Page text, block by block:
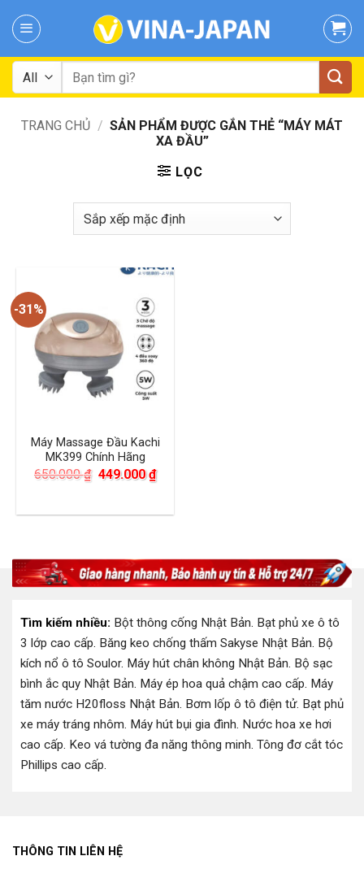
Tìm
kiếm:
TRANG CHỦ / SẢN PHẨM ĐƯỢC GẮN THẺ “MÁY MÁT
XA ĐẦU”
LỌC
-31%
Máy Massage Đầu Kachi
MK399 Chính Hãng
650.000₫ Giá
650.000 ₫.
449.000₫Giá
hiện
là:
Tìm kiếm nhiều: Bột thông cống Nhật Bản. Bạt phủ xe ô tô
3 lớp cao cấp. Băng keo chống thấm Sakyse Nhật Bản. Bộ
kích nổ ô tô Soulor. Máy hút chân không Nhật Bản. Bộ sạc
bình ắc quy Nhật Bản. Máy ép hoa quả chậm cao cấp. Máy
tăm nước H20floss Nhật Bản. Bơm lốp ô tô điện tử. Bạt phủ
xe máy tráng nhôm. Máy hút bụi gia đình. Nước hoa xe hơi
cao cấp. Keo vá tường đa năng thông minh. Tông đơ cắt tóc
Phillips cao cấp.
THÔNG TIN LIÊN HỆ